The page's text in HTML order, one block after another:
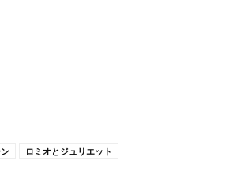
ロミオとジュリエット